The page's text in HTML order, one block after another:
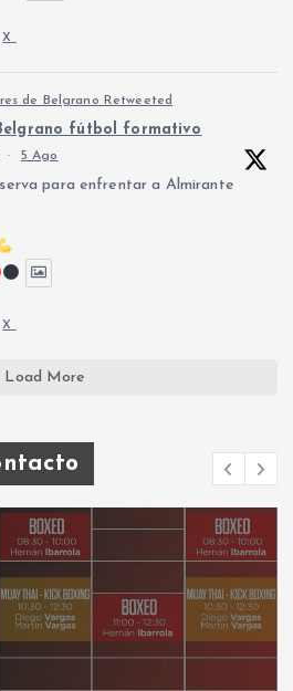
X
de Belgrano Retweeted
fútbol formativo
· 5 Ago
para enfrentar a Almirante
X
Load More